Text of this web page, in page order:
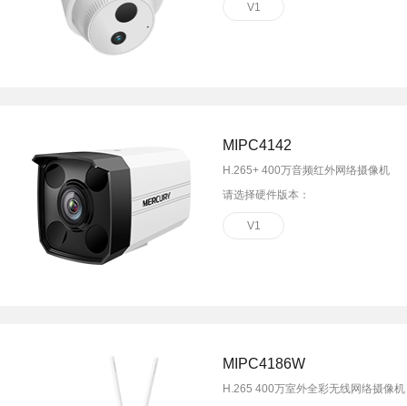
V1
MIPC4142
H.265+ 400万音频红外网络摄像机
请选择硬件版本：
V1
MIPC4186W
H.265 400万室外全彩无线网络摄像机